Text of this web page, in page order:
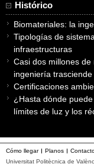
Histórico
Biomateriales: la
Tipologías de
infraestructuras
Casi dos millones
ingeniería trasciende
Certificaciones
¿Hasta dónde
límites de luz y los
Cómo llegar Planos
Universitat Politècnica de